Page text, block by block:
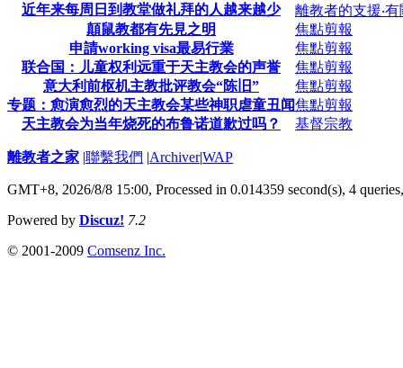
近年来每周日到教堂做礼拜的人越来越少
離教者的支援‧
顛鼠教都有先見之明
焦點剪報
申請working visa最易行業
焦點剪報
联合国：儿童权利远重于天主教会的声誉
焦點剪報
意大利前枢机主教批评教会“陈旧”
焦點剪報
专题：愈演愈烈的天主教会某些神职虐童丑闻焦點剪報
天主教会为当年烧死的布鲁诺道歉过吗？
基督宗教
離教者之家 |聯繫我們 |Archiver|WAP
GMT+8, 2026/8/8 15:00, Processed in 0.014359 second(s), 4
Powered by Discuz! 7.2
© 2001-2009 Comsenz Inc.